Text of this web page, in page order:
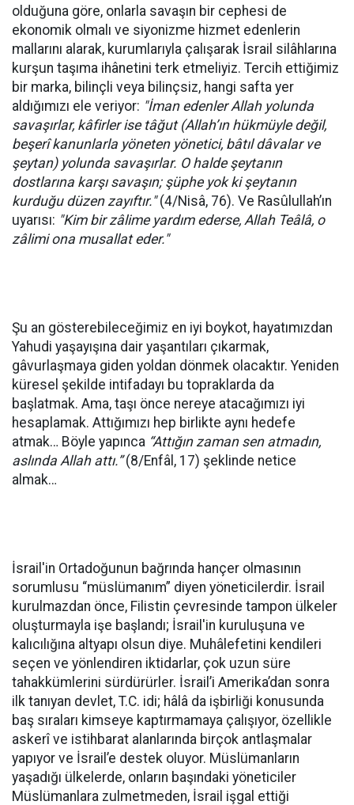
olduğuna göre, onlarla savaşın bir cephesi de
ekonomik olmalı ve siyonizme hizmet edenlerin
mallarını alarak, kurumlarıyla çalışarak İsrail silâhlarına
kurşun taşıma ihânetini terk etmeliyiz. Tercih ettiğimiz
bir marka, bilinçli veya bilinçsiz, hangi safta yer
aldığımızı ele veriyor: "İman edenler Allah yolunda
savaşırlar, kâfirler ise tâğut (Allah’ın hükmüyle değil,
beşerî kanunlarla yöneten yönetici, bâtıl dâvalar ve
şeytan) yolunda savaşırlar. O halde şeytanın
dostlarına karşı savaşın; şüphe yok ki şeytanın
kurduğu düzen zayıftır."(4/Nisâ, 76). Ve Rasûlullah’ın
uyarısı: "Kim bir zâlime yardım ederse, Allah Teâlâ, o
zâlimi ona musallat eder."
Şu an gösterebileceğimiz en iyi boykot, hayatımızdan
Yahudi yaşayışına dair yaşantıları çıkarmak,
gâvurlaşmaya giden yoldan dönmek olacaktır. Yeniden
küresel şekilde intifadayı bu topraklarda da
başlatmak. Ama, taşı önce nereye atacağımızı iyi
hesaplamak. Attığımızı hep birlikte aynı hedefe
atmak… Böyle yapınca “Attığın zaman sen atmadın,
aslında Allah attı.”(8/Enfâl, 17) şeklinde netice
almak…
İsrail'in Ortadoğunun bağrında hançer olmasının
sorumlusu “müslümanım” diyen yöneticilerdir. İsrail
kurulmazdan önce, Filistin çevresinde tampon ülkeler
oluşturmayla işe başlandı; İsrail'in kuruluşuna ve
kalıcılığına altyapı olsun diye. Muhâlefetini kendileri
seçen ve yönlendiren iktidarlar, çok uzun süre
tahakkümlerini sürdürürler. İsrail’i Amerika’dan sonra
ilk tanıyan devlet, T.C. idi; hâlâ da işbirliği konusunda
baş sıraları kimseye kaptırmamaya çalışıyor, özellikle
askerî ve istihbarat alanlarında birçok antlaşmalar
yapıyor ve İsrail’e destek oluyor. Müslümanların
yaşadığı ülkelerde, onların başındaki yöneticiler
Müslümanlara zulmetmeden, İsrail işgal ettiği